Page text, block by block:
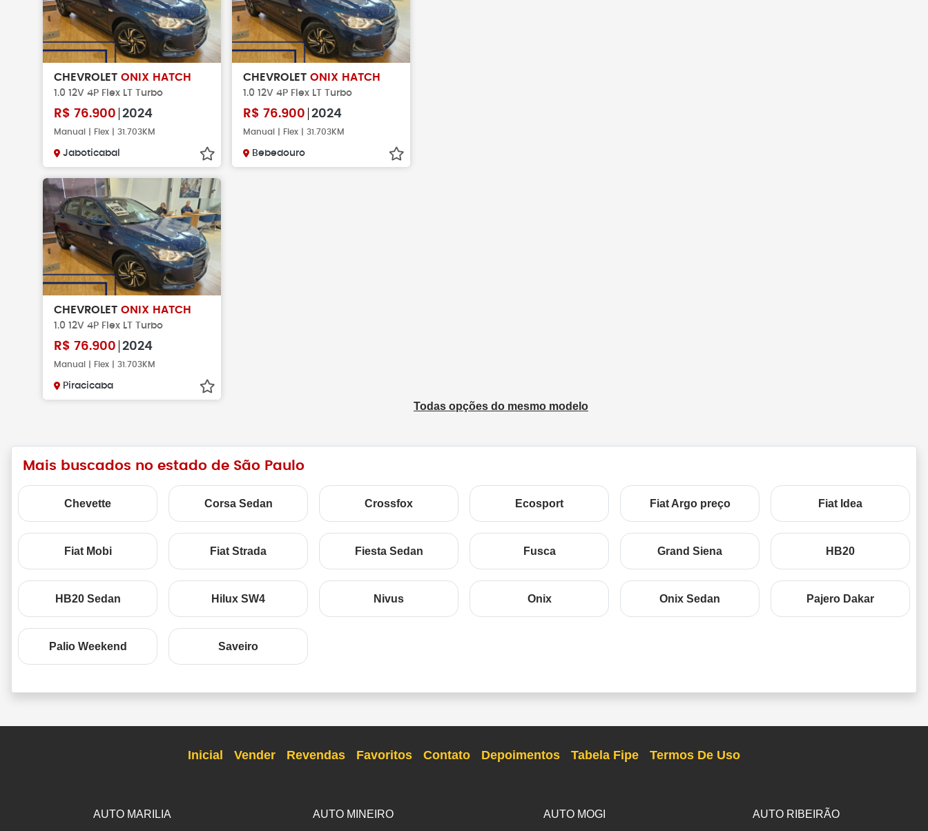
CHEVROLET ONIX HATCH
1.0 12V 4P Flex LT Turbo
R$ 76.900 2024
Manual | Flex | 31.703KM
Jaboticabal
CHEVROLET ONIX HATCH
1.0 12V 4P Flex LT Turbo
R$ 76.900 2024
Manual | Flex | 31.703KM
Bebedouro
CHEVROLET ONIX HATCH
1.0 12V 4P Flex LT Turbo
R$ 76.900 2024
Manual | Flex | 31.703KM
Piracicaba
Todas opções do mesmo modelo
Mais buscados no estado de São Paulo
Chevette Corsa Sedan Crossfox Ecosport Fiat Argo preço Fiat Idea
Fiat Mobi Fiat Strada Fiesta Sedan Fusca Grand Siena HB20
HB20 Sedan Hilux SW4 Nivus Onix Onix Sedan Pajero Dakar
Palio Weekend Saveiro
Inicial Vender Revendas Favoritos Contato Depoimentos Tabela Fipe Termos De Uso
AUTO MARILIA AUTO MINEIRO AUTO MOGI AUTO RIBEIRÃO